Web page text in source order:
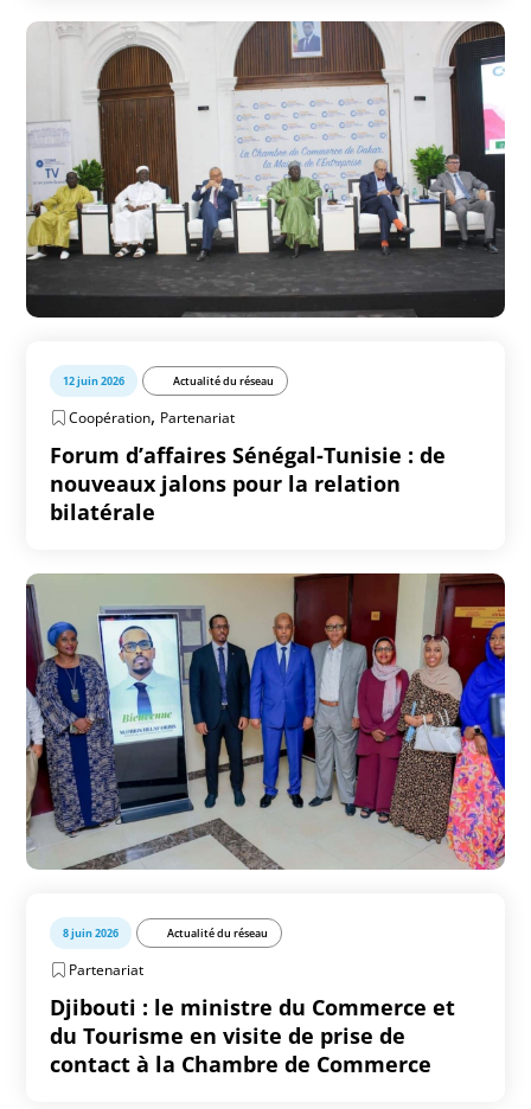
12 juin 2026 Actualité du réseau
Coopération, Partenariat
Forum d’affaires Sénégal-Tunisie : de
nouveaux jalons pour la relation
bilatérale
8 juin 2026 Actualité du réseau
Partenariat
Djibouti : le ministre du Commerce et
du Tourisme en visite de prise de
contact à la Chambre de Commerce